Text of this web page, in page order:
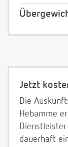
Jetzt
Die
Hebamme
dauerhaft